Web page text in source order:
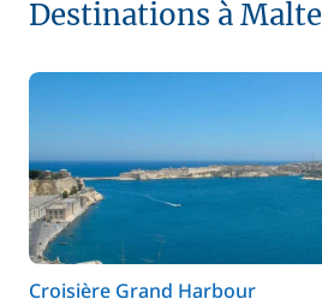
Destinations à Malte
Croisière Grand Harbour